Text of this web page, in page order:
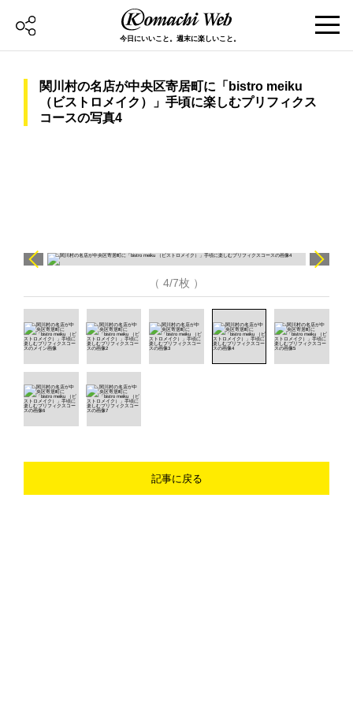
今日にいいこと。週末に楽しいこと。
関川村の名店が中央区寄居町に「bistro meiku
（ビストロメイク）」手頃に楽しむプリフィクス
コースの写真4
（ 4/7枚 ）
記事に戻る